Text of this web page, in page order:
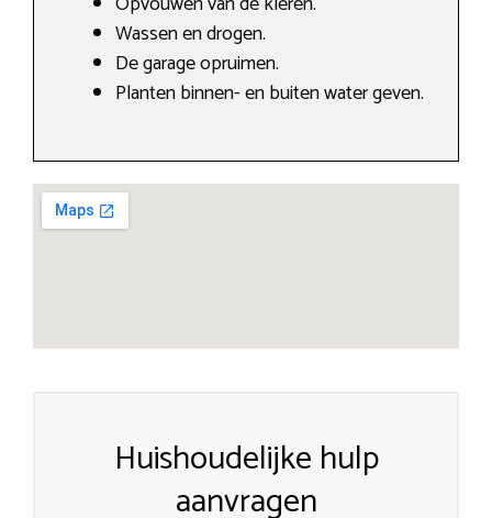
Wassen en drogen.
De garage opruimen.
Planten binnen- en buiten water geven.
Huishoudelijke hulp
aanvragen